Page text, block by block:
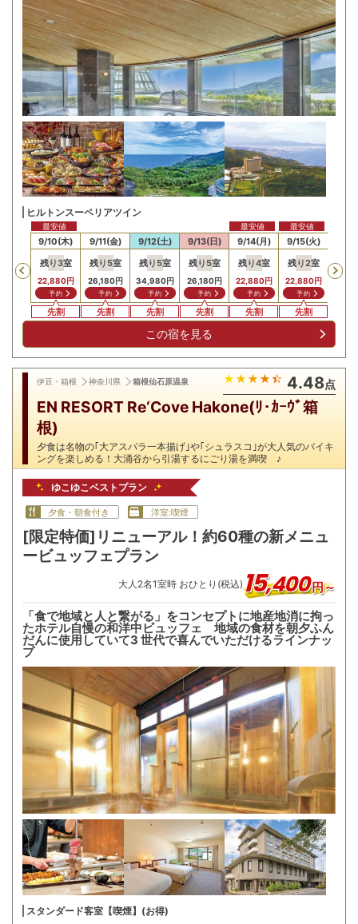
ヒルトンスーペリアツイン
Previous
円
9/10(木)
残り3室
22,880円
予約
先割
最安値
9/11(金)
残り 5室
26,180円
予約
先割
9/12(土)
残り 5室
34,980円
予約
先割
9/13(日)
残り 5室
26,180円
予約
先割
9/14(月)
残り4室
22,880円
予約
先割
最安値
9/15(火)
残り2室
22,880円
予約
先割
最安値
残り
この宿を見る
伊豆・箱根 神奈川県 箱根仙石原温泉 4.48点
EN RESORT Re‘Cove Hakone(ﾘ･ｶｰｳﾞ箱
根)
夕食は名物の｢大アスパラ一本揚げ｣や｢シュラスコ｣が大人気のバイキ
ングを楽しめる！大涌谷から引湯するにごり湯を満喫 ♪
ゆこゆこベストプラン
夕食・朝食付き 洋室:喫煙
[限定特価]リニューアル！約60種の新メニュ
ービュッフェプラン
大人 2名1室時 おひとり(税込)15,400円～
「食で地域と人と繋がる」をコンセプトに地産地消に拘っ
たホテル自慢の和洋中ビュッフェ 地域の食材を朝夕ふん
だんに使用していて3 世代で喜んでいただけるラインナッ
プ
スタンダード客室【喫煙】(お得)